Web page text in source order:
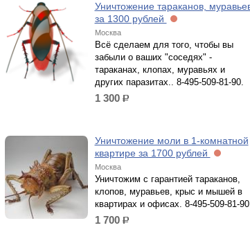
Уничтожение тараканов,
за 1300 рублей
Москва
Всё сделаем для того, чтобы вы
забыли о ваших "соседях" -
тараканах, клопах, муравьях и
других паразитах.. 8-495-509-81-90.
1 300 р.
Уничтожение моли в 1-комнатной
квартире за 1700 рублей
Москва
Уничтожим с гарантией тараканов,
клопов, муравьев, крыс и мышей в
квартирах и офисах. 8-495-509-81-
1 700 р.